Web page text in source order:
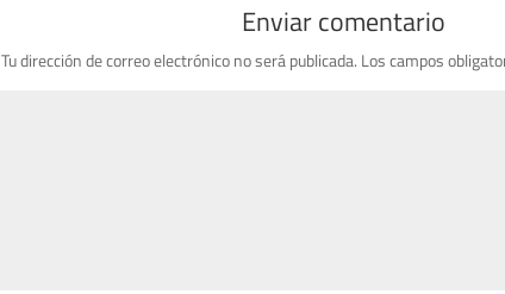
Enviar comentario
Tu dirección de correo electrónico no será publicada. Los campos